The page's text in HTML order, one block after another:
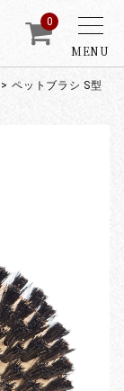
MENU
0
> ペットブラシ S型